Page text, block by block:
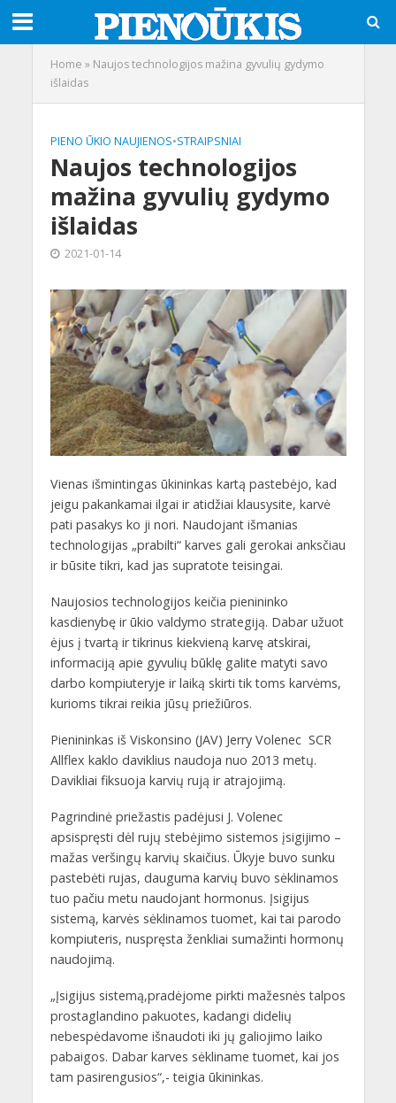
Home » Naujos technologijos mažina gyvulių gydymo
išlaidas
PIENO ŪKIO NAUJIENOS•STRAIPSNIAI
Naujos technologijos
mažina gyvulių gydymo
išlaidas
2021-01-14
Vienas išmintingas ūkininkas kartą pastebėjo, kad
jeigu pakankamai ilgai ir atidžiai klausysite, karvė
pati pasakys ko ji nori. Naudojant išmanias
technologijas „prabilti“ karves gali gerokai anksčiau
ir būsite tikri, kad jas supratote teisingai.
Naujosios technologijos keičia pienininko
kasdienybę ir ūkio valdymo strategiją. Dabar užuot
ėjus į tvartą ir tikrinus kiekvieną karvę atskirai,
informaciją apie gyvulių būklę galite matyti savo
darbo kompiuteryje ir laiką skirti tik toms karvėms,
kurioms tikrai reikia jūsų priežiūros.
Pienininkas iš Viskonsino (JAV) Jerry Volenec SCR
Allflex kaklo daviklius naudoja nuo 2013 metų.
Davikliai fiksuoja karvių rują ir atrajojimą.
Pagrindinė priežastis padėjusi J. Volenec
apsispręsti dėl rujų stebėjimo sistemos įsigijimo –
mažas veršingų karvių skaičius. Ūkyje buvo sunku
pastebėti rujas, dauguma karvių buvo sėklinamos
tuo pačiu metu naudojant hormonus. Įsigijus
sistemą, karvės sėklinamos tuomet, kai tai parodo
kompiuteris, nuspręsta ženkliai sumažinti hormonų
naudojimą.
„Įsigijus sistemą,pradėjome pirkti mažesnės talpos
prostaglandino pakuotes, kadangi didelių
nebespėdavome išnaudoti iki jų galiojimo laiko
pabaigos. Dabar karves sėkliname tuomet, kai jos
tam pasirengusios“,- teigia ūkininkas.